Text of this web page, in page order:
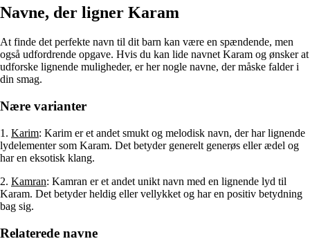
Navne, der ligner Karam
At finde det perfekte navn til dit barn kan være en spændende, men
også udfordrende opgave. Hvis du kan lide navnet Karam og ønsker at
udforske lignende muligheder, er her nogle navne, der måske falder i
din smag.
Nære varianter
1. Karim: Karim er et andet smukt og melodisk navn, der har lignende
lydelementer som Karam. Det betyder generelt generøs eller ædel og
har en eksotisk klang.
2. Kamran: Kamran er et andet unikt navn med en lignende lyd til
Karam. Det betyder heldig eller vellykket og har en positiv betydning
bag sig.
Relaterede navne